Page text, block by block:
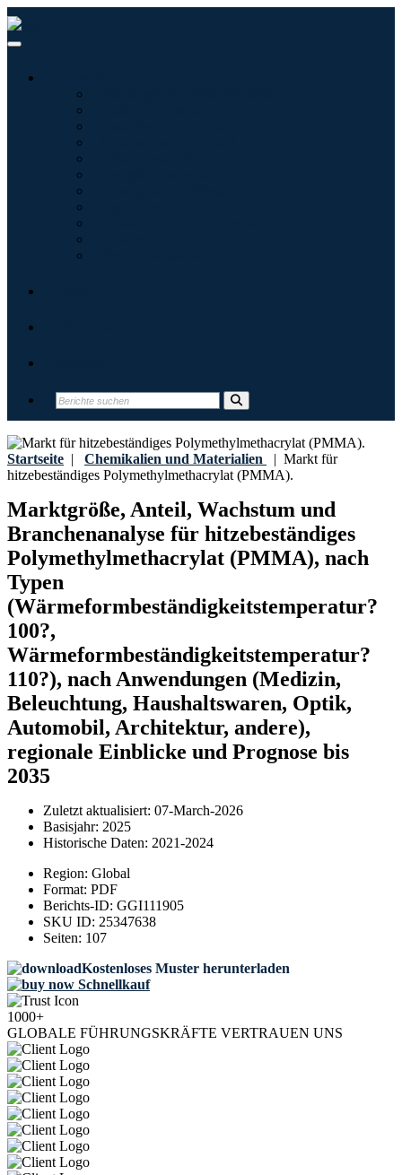
Startseite | Chemikalien und Materialien | Markt für
hitzebeständiges Polymethylmethacrylat (PMMA).
Marktgröße, Anteil, Wachstum und
Branchenanalyse für hitzebeständiges
Polymethylmethacrylat (PMMA), nach
Typen
(Wärmeformbeständigkeitstemperatur?
100?,
Wärmeformbeständigkeitstemperatur?
110?), nach Anwendungen (Medizin,
Beleuchtung, Haushaltswaren, Optik,
Automobil, Architektur, andere),
regionale Einblicke und Prognose bis
2035
Zuletzt aktualisiert: 07-March-2026
Basisjahr: 2025
Historische Daten: 2021-2024
Region: Global
Format: PDF
Berichts-ID: GGI111905
SKU ID: 25347638
Seiten: 107
Kostenloses Muster herunterladen
Schnellkauf
1000+
GLOBALE FÜHRUNGSKRÄFTE VERTRAUEN UNS